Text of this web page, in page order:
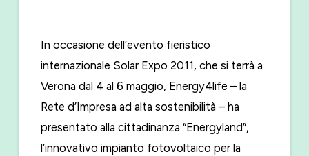
In occasione dell’evento fieristico
internazionale Solar Expo 2011, che si terrà a
Verona dal 4 al 6 maggio, Energy4life – la
Rete d’Impresa ad alta sostenibilità – ha
presentato alla cittadinanza “Energyland”,
l’innovativo impianto fotovoltaico per la